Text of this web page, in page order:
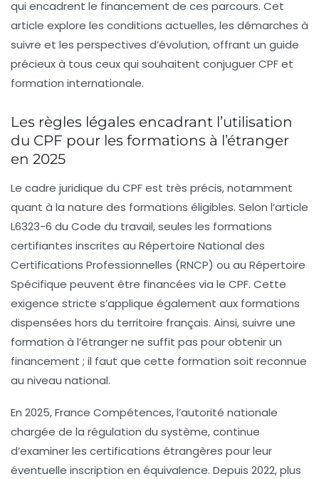
qui encadrent le financement de ces parcours. Cet
article explore les conditions actuelles, les démarches à
suivre et les perspectives d’évolution, offrant un guide
précieux à tous ceux qui souhaitent conjuguer CPF et
formation internationale.
Les règles légales encadrant l’utilisation
du CPF pour les formations à l’étranger
en 2025
Le cadre juridique du CPF est très précis, notamment
quant à la nature des formations éligibles. Selon l’article
L6323-6 du Code du travail, seules les formations
certifiantes inscrites au Répertoire National des
Certifications Professionnelles (RNCP) ou au Répertoire
Spécifique peuvent être financées via le CPF. Cette
exigence stricte s’applique également aux formations
dispensées hors du territoire français. Ainsi, suivre une
formation à l’étranger ne suffit pas pour obtenir un
financement ; il faut que cette formation soit reconnue
au niveau national.
En 2025, France Compétences, l’autorité nationale
chargée de la régulation du système, continue
d’examiner les certifications étrangères pour leur
éventuelle inscription en équivalence. Depuis 2022, plus